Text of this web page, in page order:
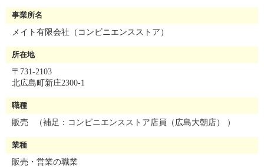
事業所名
メイト有限会社（コンビニエンスストア）
所在地
〒731-2103
北広島町新庄2300-1
職種
販売
（補足：コンビニエンスストア店員（広島大朝店） ）
業種
販売・営業の職業